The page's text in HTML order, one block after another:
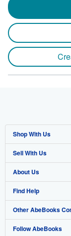
Shop With Us
Advanced Search
Browse Collections
My Account
My Orders
View Basket
Sell With Us
Start Selling
Join Our Affiliate
Book Buyback
Refer a seller
About Us
About AbeBooks
Media
Careers
Find Help
Help
Customer Support
Other AbeBooks
AbeBooks.co.uk
Follow AbeBooks